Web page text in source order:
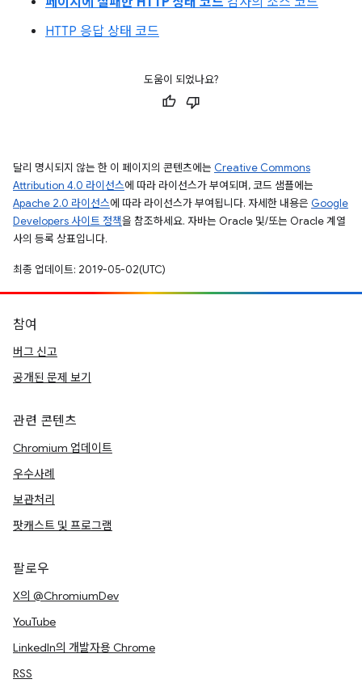
HTTP 응답 상태 코드
도움이 되었나요?
달리 명시되지 않는 한 이 페이지의 콘텐츠에는 Creative Commons
Attribution 4.0 라이선스에 따라 라이선스가 부여되며, 코드 샘플에는
Apache 2.0 라이선스에 따라 라이선스가 부여됩니다. 자세한 내용은 Google
Developers 사이트 정책을 참조하세요. 자바는 Oracle 및/또는 Oracle 계열
사의 등록 상표입니다.
최종 업데이트: 2019-05-02(UTC)
참여
버그 신고
공개된 문제 보기
관련 콘텐츠
Chromium 업데이트
우수사례
보관처리
팟캐스트 및 프로그램
팔로우
X의 @ChromiumDev
YouTube
LinkedIn의 개발자용 Chrome
RSS